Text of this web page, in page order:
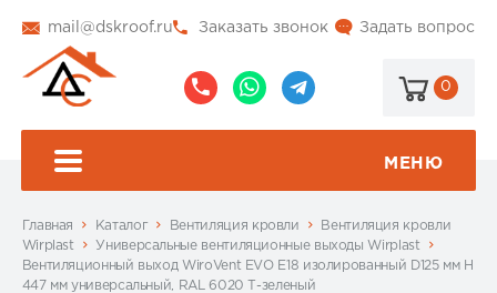
mail@dskroof.ru Задать вопрос
Заказать звонок
0
МЕНЮ
Главная Каталог Вентиляция кровли
Вентиляция кровли
Wirplast
Универсальные вентиляционные выходы Wirplast
Вентиляционный выход WiroVent EVO E18 изолированный D125 мм Н
447 мм универсальный, RAL 6020 Т-зеленый